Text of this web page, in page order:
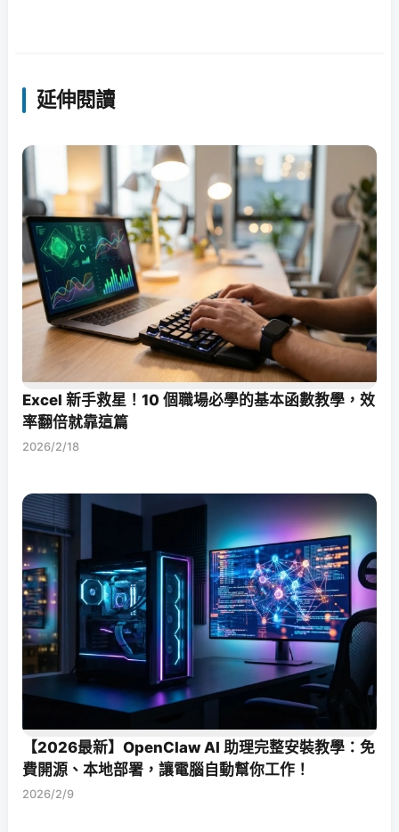
延伸閱讀
Excel 新手救星！10 個職場必學的基本函數教學，效
率翻倍就靠這篇
2026/2/18
【2026最新】OpenClaw AI 助理完整安裝教學：免
費開源、本地部署，讓電腦自動幫你工作！
2026/2/9